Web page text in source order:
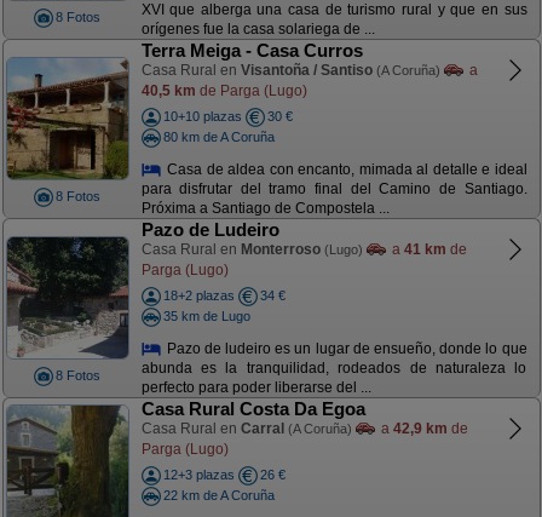
8 Fotos
XVI que alberga una casa de turismo rural y que en sus
orígenes fue la casa solariega de ...
8 Fotos
Terra Meiga - Casa Curros
Casa Rural en Visantoña / Santiso (A Coruña)
a
40,5 km de Parga (Lugo)
10+10 plazas
30 €
80 km de A Coruña
Casa de aldea con encanto, mimada al detalle e ideal
para disfrutar del tramo final del Camino de Santiago.
Próxima a Santiago de Compostela ...
8 Fotos
Pazo de Ludeiro
Casa Rural en Monterroso (Lugo) a 41 km de
Parga (Lugo)
18+2 plazas
34 €
35 km de Lugo
Pazo de ludeiro es un lugar de ensueño, donde lo que
abunda es la tranquilidad, rodeados de naturaleza lo
perfecto para poder liberarse del ...
Casa Rural Costa Da Egoa
Casa Rural en Carral (A Coruña) a 42,9 km de
Parga (Lugo)
12+3 plazas
26 €
22 km de A Coruña